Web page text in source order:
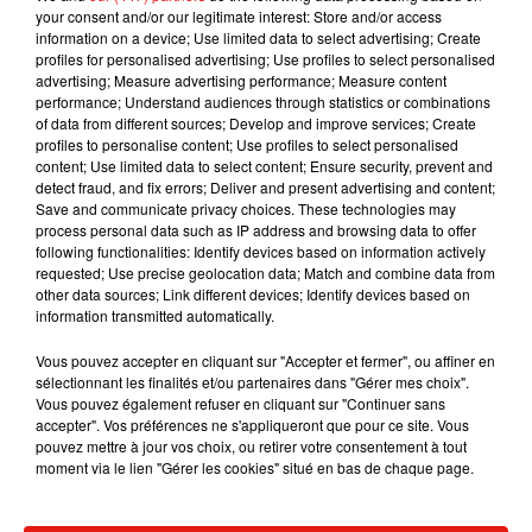
au gouvernement.
Musique
7 août 2026
RÜFÜS DU SOL annonce un nouvel
album après sa tournée mondiale
Angèle et Amélie Lens dévoilent leur
collaboration tant attendue
your consent and/or our legitimate interest: Store and/or access
information on a device; Use limited data to select advertising; Create
profiles for personalised advertising; Use profiles to select personalised
advertising; Measure advertising performance; Measure content
performance; Understand audiences through statistics or combinations
of data from different sources; Develop and improve services; Create
profiles to personalise content; Use profiles to select personalised
content; Use limited data to select content; Ensure security, prevent and
detect fraud, and fix errors; Deliver and present advertising and content;
Save and communicate privacy choices. These technologies may
process personal data such as IP address and browsing data to offer
following functionalities: Identify devices based on information actively
requested; Use precise geolocation data; Match and combine data from
other data sources; Link different devices; Identify devices based on
information transmitted automatically.
Vous pouvez accepter en cliquant sur "Accepter et fermer", ou affiner en
sélectionnant les finalités et/ou partenaires dans "Gérer mes choix".
Vous pouvez également refuser en cliquant sur "Continuer sans
accepter". Vos préférences ne s'appliqueront que pour ce site. Vous
pouvez mettre à jour vos choix, ou retirer votre consentement à tout
moment via le lien "Gérer les cookies" situé en bas de chaque page.